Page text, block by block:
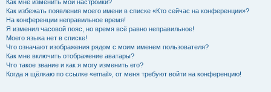
Как мне изменить мои настройки?
Как избежать появления моего имени в списке «Кто сейчас на конференции»?
На конференции неправильное время!
Я изменил часовой пояс, но время всё равно неправильное!
Моего языка нет в списке!
Что означают изображения рядом с моим именем пользователя?
Как мне включить отображение аватары?
Что такое звание и как я могу изменить его?
Когда я щёлкаю по ссылке «email», от меня требуют войти на конференцию!